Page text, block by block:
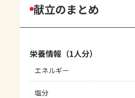
献立のまとめ
栄養情報（1人分）
エネルギー
塩分